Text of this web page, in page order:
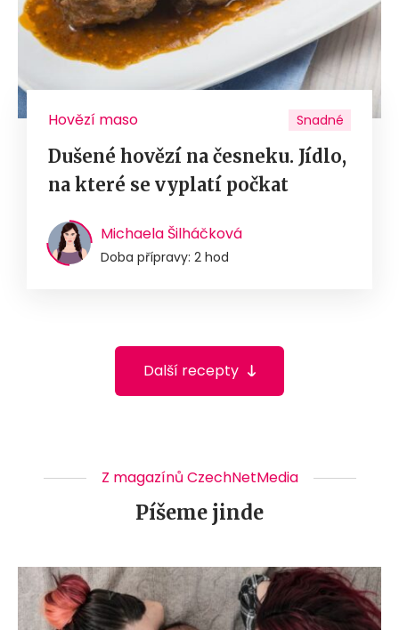
Hovězí maso Snadné
Dušené hovězí na česneku. Jídlo,
na které se vyplatí počkat
Michaela Šilháčková
Doba přípravy: 2 hod
Další recepty
Z magazínů CzechNetMedia
Píšeme jinde